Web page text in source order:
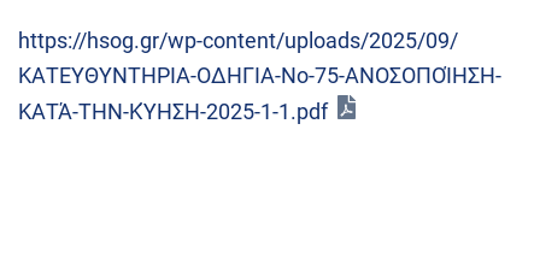
https://hsog.gr/wp-content/uploads/2025/09/
ΚΑΤΕΥΘΥΝΤΗΡΙΑ-ΟΔΗΓΙΑ-Νο-75-ΑΝΟΣΟΠΟΊΗΣΗ-
ΚΑΤΆ-ΤΗΝ-ΚΎΗΣΗ-2025-1-1.pdf